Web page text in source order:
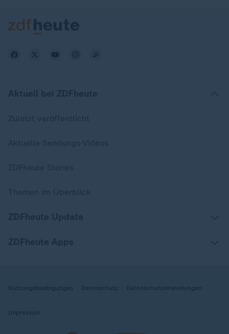
Nutzungsbedingungen Datenschutz Datenschutzeinstellungen
Impressum